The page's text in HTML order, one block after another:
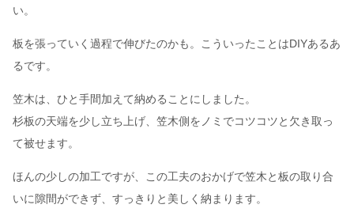
い。
板を張っていく過程で伸びたのかも。こういったことはDIYあるあ
るです。
笠木は、ひと手間加えて納めることにしました。
杉板の天端を少し立ち上げ、笠木側をノミでコツコツと欠き取っ
て被せます。
ほんの少しの加工ですが、この工夫のおかげで笠木と板の取り合
いに隙間ができず、すっきりと美しく納まります。